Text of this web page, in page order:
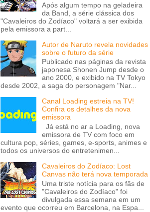
Após algum tempo na geladeira
da Band, a série clássica dos
"Cavaleiros do Zodíaco" voltará a ser exibida
pela emissora a part...
Autor de Naruto revela novidades
sobre o futuro da série
Publicado nas páginas da revista
japonesa Shonen Jump desde o
ano 2000, e exibido na TV Tokyo
desde 2002, a saga do personagem "Nar...
Canal Loading estreia na TV!
Confira os detalhes da nova
emissora
Já está no ar a Loading, nova
emissora de TV com foco em
cultura pop, séries, games, e-sports, animes e
todos os universos do entretenimen...
Cavaleiros do Zodíaco: Lost
Canvas não terá nova temporada
Uma triste notícia para os fãs de
"Cavaleiros do Zodíaco" foi
divulgada essa semana em um
evento que ocorreu em Barcelona, na Espa...